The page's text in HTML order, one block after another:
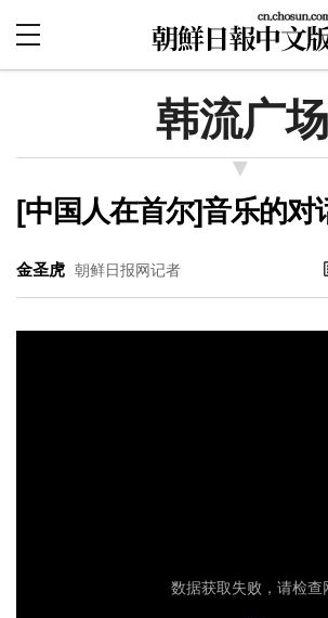
韩流广场
[中国人在首尔]音乐的对
金圣虎 朝鲜日报网记者